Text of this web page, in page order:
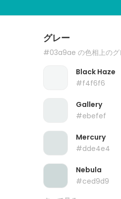
グレー
#03a9ae の色相上のグ
Black Haze
#f4f6f6
Gallery
#ebefef
Mercury
#dde4e4
Nebula
#ced9d9